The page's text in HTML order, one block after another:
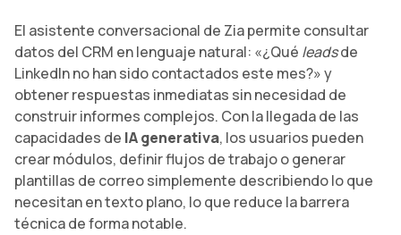
El asistente conversacional de Zia permite consultar
datos del CRM en lenguaje natural: «¿Qué leadsde
LinkedIn no han sido contactados este mes?» y
obtener respuestas inmediatas sin necesidad de
construir informes complejos. Con la llegada de las
capacidades de IA generativa, los usuarios pueden
crear módulos, definir flujos de trabajo o generar
plantillas de correo simplemente describiendo lo que
necesitan en texto plano, lo que reduce la barrera
técnica de forma notable.